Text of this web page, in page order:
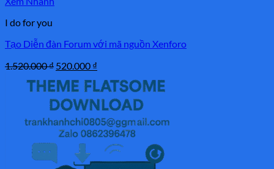
I do for you
Tạo Diễn đàn Forum với mã nguồn Xenforo
1.520.000₫ Giá
là:
1.520.000 ₫.
520.000 ₫
tại
là:
520.000 ₫.